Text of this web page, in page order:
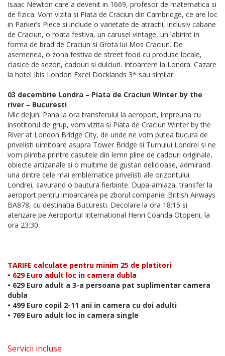
Isaac Newton care a devenit in 1669, profesor de matematica si
de fizica. Vom vizita si Piata de Craciun din Cambridge, ce are loc
in Parker’s Piece si include o varietate de atractii, inclusiv cabane
de Craciun, o roata festiva, un carusel vintage, un labirint in
forma de brad de Craciun si Grota lui Mos Craciun. De
asemenea, o zona festiva de street food cu produse locale,
clasice de sezon, cadouri si dulciuri. Intoarcere la Londra. Cazare
la hotel Ibis London Excel Docklands 3* sau similar.
03 decembrie Londra – Piata de Craciun Winter by the
river – Bucuresti
Mic dejun. Pana la ora transferului la aeroport, impreuna cu
insotitorul de grup, vom vizita si Piata de Craciun Winter by the
River at London Bridge City, de unde ne vom putea bucura de
privelisti uimitoare asupra Tower Bridge si Turnului Londrei si ne
vom plimba printre casutele din lemn pline de cadouri originale,
obiecte artizanale si o multime de gustari delicioase, admirand
una dintre cele mai emblematice privelisti ale orizontului
Londrei, savurand o bautura fierbinte. Dupa-amiaza, transfer la
aeroport pentru imbarcarea pe zborul companiei British Airways
BA878, cu destinatia Bucuresti. Decolare la ora 18:15 si
aterizare pe Aeroportul International Henri Coanda Otopeni, la
ora 23:30.
TARIFE calculate pentru minim 25 de platitori
• 629 Euro adult loc in camera dubla
• 629 Euro adult a 3-a persoana pat suplimentar camera
dubla
• 499 Euro copil 2-11 ani in camera cu doi adulti
• 769 Euro adult loc in camera single
Servicii incluse